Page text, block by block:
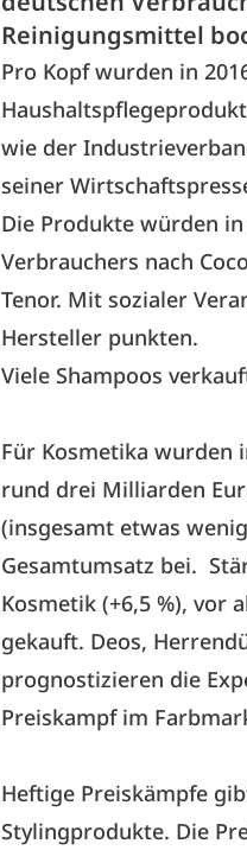
Reinigungsmittel
Pro Kopf wurden in
wie der
seiner
Die Produkte würden
Verbrauchers nach
Tenor. Mit sozialer
Hersteller punkten.
Viele Shampoos
Für Kosmetika wurden
rund drei Milliarden
(insgesamt etwas
Gesamtumsatz bei.
Kosmetik (+6,5 %), vor
gekauft. Deos,
prognostizieren die
Preiskampf im
Heftige Preiskämpfe
Stylingprodukte. Die